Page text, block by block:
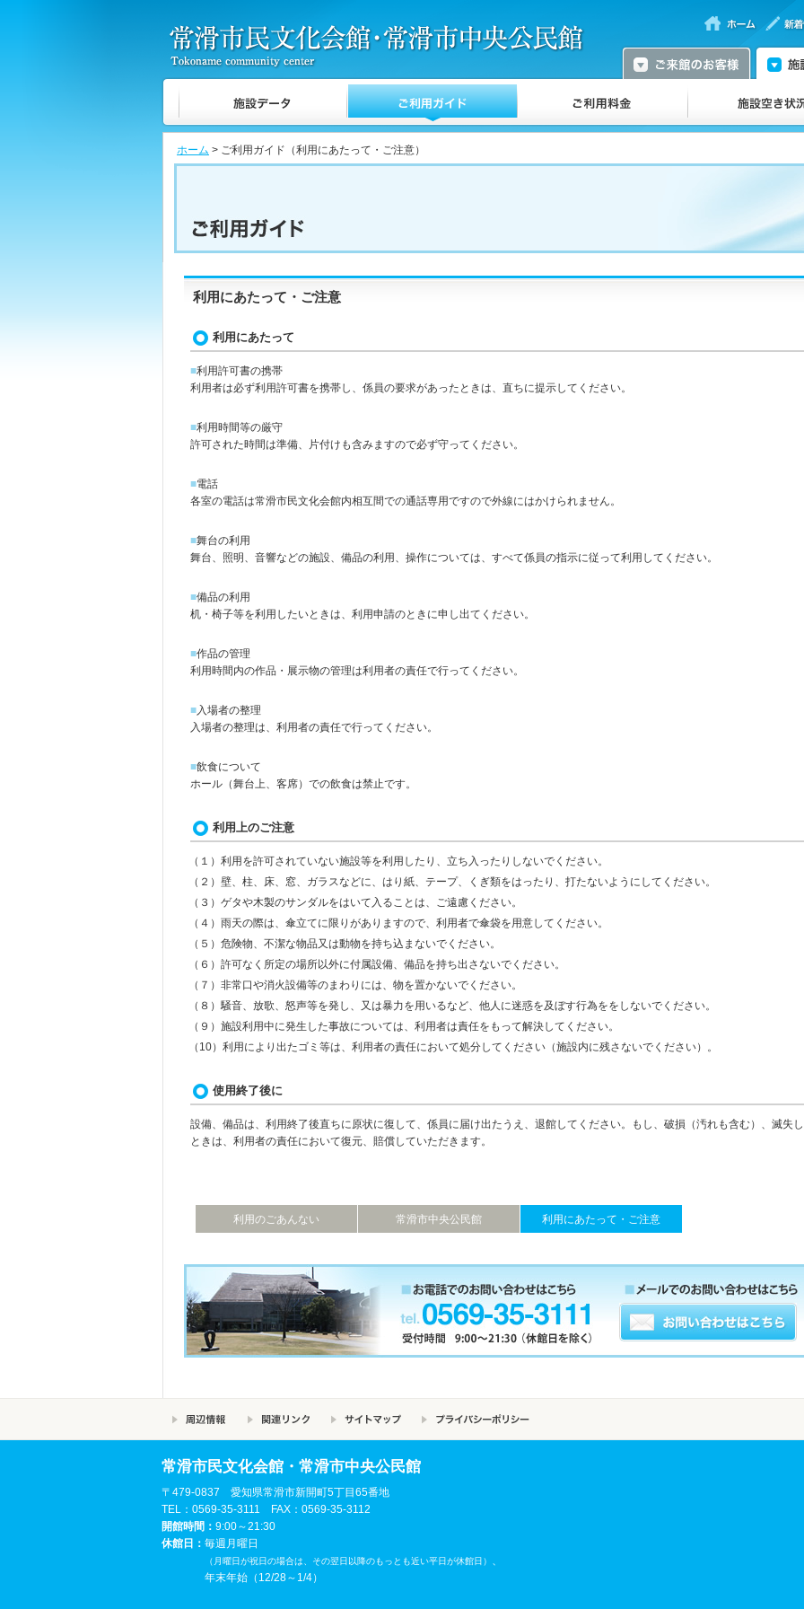
ホーム > ご利用ガイド（利用にあたって・ご注意）
利用にあたって・ご注意
利用にあたって
■利用許可書の携帯
利用者は必ず利用許可書を携帯し、係員の要求があったときは、直ちに提示してください。
■利用時間等の厳守
許可された時間は準備、片付けも含みますので必ず守ってください。
■電話
各室の電話は常滑市民文化会館内相互間での通話専用ですので外線にはかけられません。
■舞台の利用
舞台、照明、音響などの施設、備品の利用、操作については、すべて係員の指示に従って利用してください。
■備品の利用
机・椅子等を利用したいときは、利用申請のときに申し出てください。
■作品の管理
利用時間内の作品・展示物の管理は利用者の責任で行ってください。
■入場者の整理
入場者の整理は、利用者の責任で行ってください。
■飲食について
ホール（舞台上、客席）での飲食は禁止です。
利用上のご注意
（１）利用を許可されていない施設等を利用したり、立ち入ったりしないでください。
（２）壁、柱、床、窓、ガラスなどに、はり紙、テープ、くぎ類をはったり、打たないようにしてください。
（３）ゲタや木製のサンダルをはいて入ることは、ご遠慮ください。
（４）雨天の際は、傘立てに限りがありますので、利用者で傘袋を用意してください。
（５）危険物、不潔な物品又は動物を持ち込まないでください。
（６）許可なく所定の場所以外に付属設備、備品を持ち出さないでください。
（７）非常口や消火設備等のまわりには、物を置かないでください。
（８）騒音、放歌、怒声等を発し、又は暴力を用いるなど、他人に迷惑を及ぼす行為ををしないでください。
（９）施設利用中に発生した事故については、利用者は責任をもって解決してください。
（10）利用により出たゴミ等は、利用者の責任において処分してください（施設内に残さないでください）。
使用終了後に
設備、備品は、利用終了後直ちに原状に復して、係員に届け出たうえ、退館してください。もし、破損（汚れも含む）、滅失
ときは、利用者の責任において復元、賠償していただきます。
利用のごあんない 常滑市中央公民館 利用にあたって・ご注意
常滑市民文化会館・常滑市中央公民館
〒479-0837 愛知県常滑市新開町5丁目65番地
TEL：0569-35-3111 FAX：0569-35-3112
開館時間： 9:00～21:30
休館日： 毎週月曜日
（月曜日が祝日の場合は、その翌日以降のもっとも近い平日が休館日）
、
年末年始（12/28～1/4）